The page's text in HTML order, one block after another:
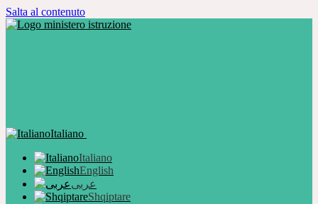
Salta al contenuto
Italiano
Italiano
English
عربى
Shqiptare